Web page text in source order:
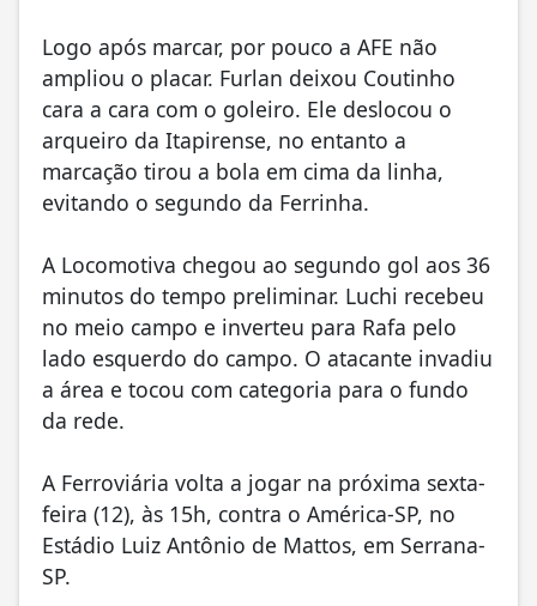
Logo após marcar, por pouco a AFE não
ampliou o placar. Furlan deixou Coutinho
cara a cara com o goleiro. Ele deslocou o
arqueiro da Itapirense, no entanto a
marcação tirou a bola em cima da linha,
evitando o segundo da Ferrinha.
A Locomotiva chegou ao segundo gol aos 36
minutos do tempo preliminar. Luchi recebeu
no meio campo e inverteu para Rafa pelo
lado esquerdo do campo. O atacante invadiu
a área e tocou com categoria para o fundo
da rede.
A Ferroviária volta a jogar na próxima sexta-
feira (12), às 15h, contra o América-SP, no
Estádio Luiz Antônio de Mattos, em Serrana-
SP.